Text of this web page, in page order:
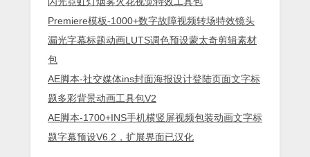
Premiere模板-1000+数字故障视频转场特效镜头
漏光字幕标题动画LUTS调色预设蒙太奇剪辑素材
包
AE脚本-社交媒体ins封面海报设计登陆页面文字标
题多彩背景动画工具包V2
AE脚本-1700+INS手机横竖屏视频包装动画文字标
题字幕预设V6.2，扩展界面已汉化